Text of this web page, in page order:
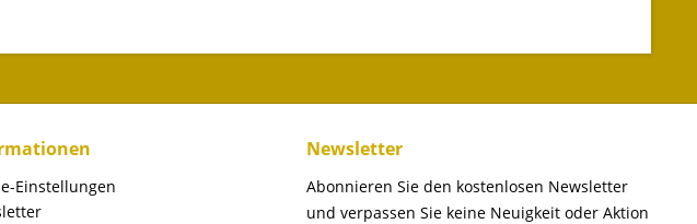
Einstellungen
Newsletter
Abonnieren Sie den kostenlosen Newsletter
und verpassen Sie keine Neuigkeit oder Aktion